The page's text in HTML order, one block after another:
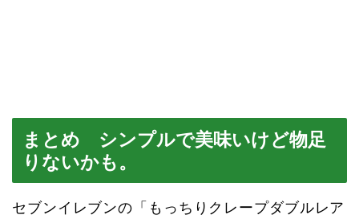
まとめ シンプルで美味いけど物足
りないかも。
セブンイレブンの「もっちりクレープダブルレア